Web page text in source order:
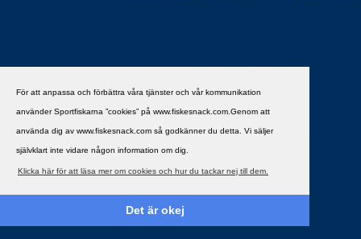
För att anpassa och förbättra våra tjänster och vår kommunikation
använder Sportfiskarna ”cookies” på www.fiskesnack.com.Genom att
använda dig av www.fiskesnack.com så godkänner du detta. Vi säljer
självklart inte vidare någon information om dig.
Klicka här för att läsa mer om cookies och hur du tackar nej till dem.
Det är okej